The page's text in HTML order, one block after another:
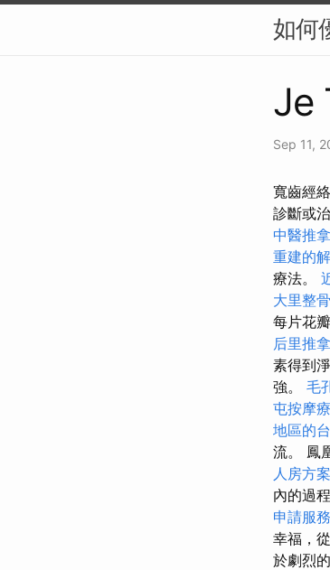
如何
Je
Sep 11,
寬齒經
診斷或
中醫推
重建的
療法。
大里整
每片花
后里推
素得到
強。 毛
屯按摩
地區的
流。 鳳
人房方案
內的過
申請服務
幸福，
於劇烈